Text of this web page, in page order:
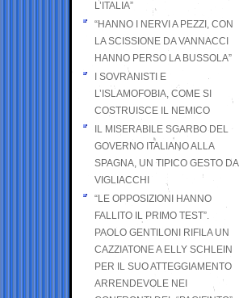
L’ITALIA”
“HANNO I NERVI A PEZZI, CON
LA SCISSIONE DA VANNACCI
HANNO PERSO LA BUSSOLA”
I SOVRANISTI E
L’ISLAMOFOBIA, COME SI
COSTRUISCE IL NEMICO
IL MISERABILE SGARBO DEL
GOVERNO ITALIANO ALLA
SPAGNA, UN TIPICO GESTO DA
VIGLIACCHI
“LE OPPOSIZIONI HANNO
FALLITO IL PRIMO TEST”.
PAOLO GENTILONI RIFILA UN
CAZZIATONE A ELLY SCHLEIN
PER IL SUO ATTEGGIAMENTO
ARRENDEVOLE NEI